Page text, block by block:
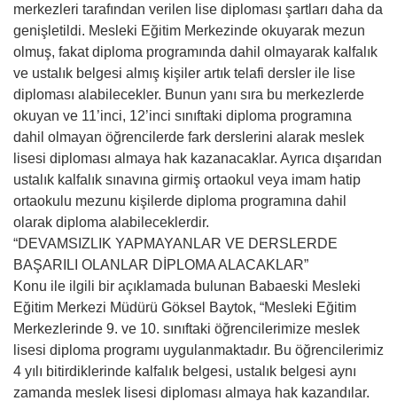
merkezleri tarafından verilen lise diploması şartları daha da
genişletildi. Mesleki Eğitim Merkezinde okuyarak mezun
olmuş, fakat diploma programında dahil olmayarak kalfalık
ve ustalık belgesi almış kişiler artık telafi dersler ile lise
diploması alabilecekler. Bunun yanı sıra bu merkezlerde
okuyan ve 11’inci, 12’inci sınıftaki diploma programına
dahil olmayan öğrencilerde fark derslerini alarak meslek
lisesi diploması almaya hak kazanacaklar. Ayrıca dışarıdan
ustalık kalfalık sınavına girmiş ortaokul veya imam hatip
ortaokulu mezunu kişilerde diploma programına dahil
olarak diploma alabileceklerdir.
“DEVAMSIZLIK YAPMAYANLAR VE DERSLERDE
BAŞARILI OLANLAR DİPLOMA ALACAKLAR”
Konu ile ilgili bir açıklamada bulunan Babaeski Mesleki
Eğitim Merkezi Müdürü Göksel Baytok, “Mesleki Eğitim
Merkezlerinde 9. ve 10. sınıftaki öğrencilerimize meslek
lisesi diploma programı uygulanmaktadır. Bu öğrencilerimiz
4 yılı bitirdiklerinde kalfalık belgesi, ustalık belgesi aynı
zamanda meslek lisesi diploması almaya hak kazandılar.